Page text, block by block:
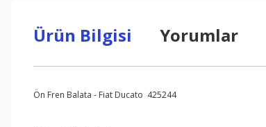
Ürün Bilgisi Yorumlar
Ön Fren Balata - Fiat Ducato 425244